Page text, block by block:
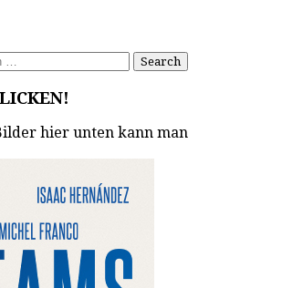
hier unten kann man